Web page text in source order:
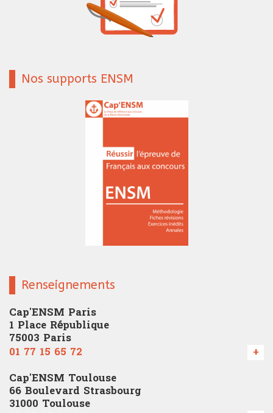
Nos supports ENSM
Renseignements
Cap'ENSM Paris
1 Place République
75003 Paris
01 77 15 65 72
+
Cap'ENSM Toulouse
66 Boulevard Strasbourg
31000 Toulouse